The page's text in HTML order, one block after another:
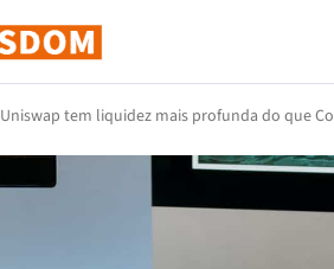
Uniswap tem liquidez mais profunda do que